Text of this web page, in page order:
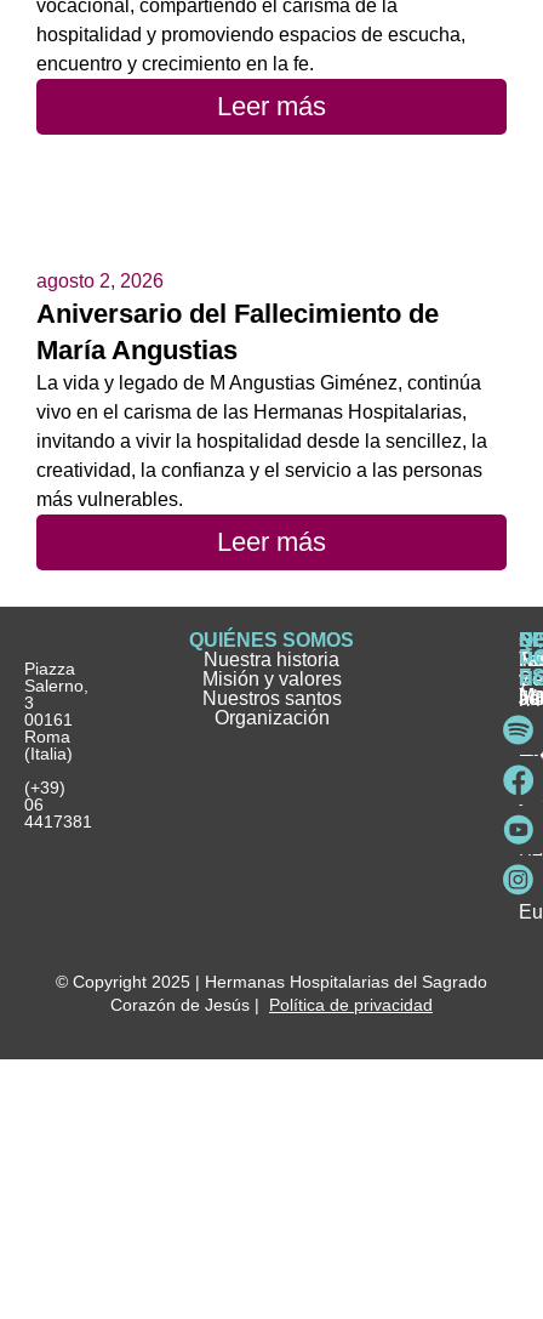
vocacional, compartiendo el carisma de la
hospitalidad y promoviendo espacios de escucha,
encuentro y crecimiento en la fe.
Leer más
agosto 2, 2026
Aniversario del Fallecimiento de
María Angustias
La vida y legado de M Angustias Giménez, continúa
vivo en el carisma de las Hermanas Hospitalarias,
invitando a vivir la hospitalidad desde la sencillez, la
creatividad, la confianza y el servicio a las personas
más vulnerables.
Leer más
Piazza
Salerno,
3
00161
Roma
(Italia)
(+39)
06
4417381
QUIÉNES SOMOS
Nuestra historia
Misión y valores
Nuestros santos
Organización
e
y
y
© Copyright 2025 | Hermanas Hospitalarias del Sagrado
Corazón de Jesús | Política de privacidad